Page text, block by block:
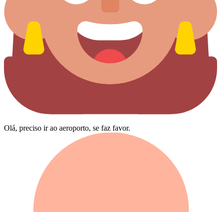
Olá, preciso ir ao aeroporto, se faz favor.